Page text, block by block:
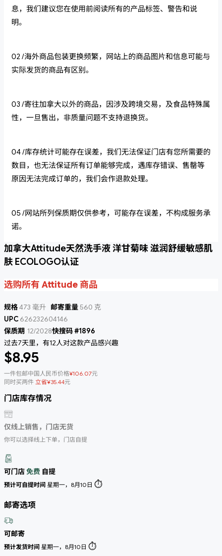
息，我们建议您在使用前阅读所有的产品标签、警告和说
明。
02 /海外商品包装更换频繁，网站上的商品图片和信息可能与
实际发货的商品有区别。
03 /寄往加拿大以外的商品，因涉及跨境交易，及食品特殊属
性，一旦售出，非质量问题不支持退换货。
04 /库存统计可能存在误差，我们无法保证门店有您所需要的
数目，也无法保证所有订单能够完成，遇库存错误、售罄等
原因无法完成订单的，我们会作退款处理。
05 /网站所列保质期仅供参考，可能存在误差，不构成服务承
诺。
加拿大Attitude天然洗手液 洋甘菊味 滋润舒缓敏感肌
肤 ECOLOGO认证
选购所有 Attitude 商品
规格473 毫升 邮寄重量560 克
UPC 626232604146
保质期 12/2028快搜码 #1896
过去7天里，有12人对这款产品感兴趣
$8.95
一件包邮中国人民币价格¥106.07元
同时买两件 立省¥35.44元
门店库存情况
仅线上销售，门店无货
你可以选择线上下单，门店自提
可门店免费 自提
预计可自提时间 星期一，8月10日 ⏱️
邮寄选项
可邮寄
预计发货时间 星期一，8月10日 ⏱️